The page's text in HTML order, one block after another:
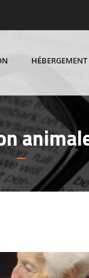
HÉBERGEMENT